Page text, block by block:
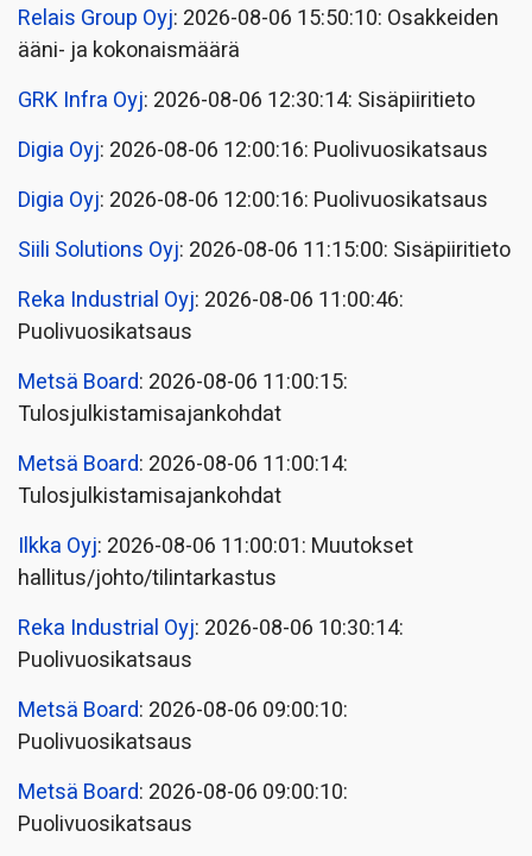
Relais Group Oyj: 2026-08-06 15:50:10: Osakkeiden
ääni- ja kokonaismäärä
GRK Infra Oyj: 2026-08-06 12:30:14: Sisäpiiritieto
Digia Oyj: 2026-08-06 12:00:16: Puolivuosikatsaus
Digia Oyj: 2026-08-06 12:00:16: Puolivuosikatsaus
Siili Solutions Oyj: 2026-08-06 11:15:00: Sisäpiiritieto
Reka Industrial Oyj: 2026-08-06 11:00:46:
Puolivuosikatsaus
Metsä Board: 2026-08-06 11:00:15:
Tulosjulkistamisajankohdat
Metsä Board: 2026-08-06 11:00:14:
Tulosjulkistamisajankohdat
Ilkka Oyj: 2026-08-06 11:00:01: Muutokset
hallitus/johto/tilintarkastus
Reka Industrial Oyj: 2026-08-06 10:30:14:
Puolivuosikatsaus
Metsä Board: 2026-08-06 09:00:10:
Puolivuosikatsaus
Metsä Board: 2026-08-06 09:00:10:
Puolivuosikatsaus